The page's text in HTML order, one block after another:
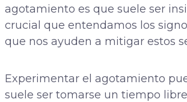
agotamiento es que suele ser
crucial que entendamos los
que nos ayuden a mitigar estos
Experimentar el agotamiento
suele ser tomarse un tiempo